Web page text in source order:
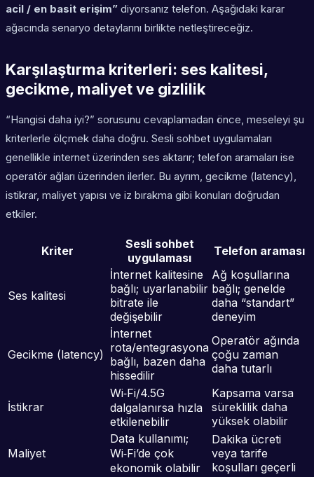
acil / en basit erişim” diyorsanız telefon. Aşağıdaki karar
ağacında senaryo detaylarını birlikte netleştireceğiz.
Karşılaştırma kriterleri: ses kalitesi,
gecikme, maliyet ve gizlilik
“Hangisi daha iyi?” sorusunu cevaplamadan önce, meseleyi şu
kriterlerle ölçmek daha doğru. Sesli sohbet uygulamaları
genellikle internet üzerinden ses aktarır; telefon aramaları ise
operatör ağları üzerinden ilerler. Bu ayrım, gecikme (latency),
istikrar, maliyet yapısı ve iz bırakma gibi konuları doğrudan
etkiler.
Kriter
Sesli sohbet
uygulaması
Telefon araması
Ses kalitesi
İnternet kalitesine
bağlı; uyarlanabilir
bitrate ile
değişebilir
Ağ koşullarına
bağlı; genelde
daha “standart”
deneyim
Gecikme (latency)
İnternet
rota/entegrasyona
bağlı, bazen daha
hissedilir
Operatör ağında
çoğu zaman
daha tutarlı
İstikrar
Wi‑Fi/4.5G
dalgalanırsa hızla
etkilenebilir
Kapsama varsa
süreklilik daha
yüksek olabilir
Maliyet
Data kullanımı;
Wi‑Fi’de çok
ekonomik olabilir
Dakika ücreti
veya tarife
koşulları geçerli